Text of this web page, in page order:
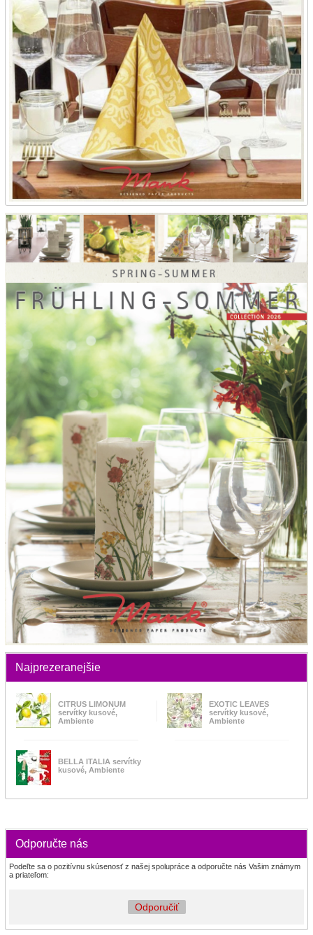
Najprezeranejšie
CITRUS LIMONUM
servítky kusové,
Ambiente
EXOTIC LEAVES
servítky kusové,
Ambiente
BELLA ITALIA servítky
kusové, Ambiente
Odporučte nás
Podeľte sa o pozitívnu skúsenosť z našej spolupráce a odporučte nás Vašim známym
a priateľom:
Odporučiť